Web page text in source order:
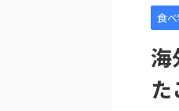
食
海